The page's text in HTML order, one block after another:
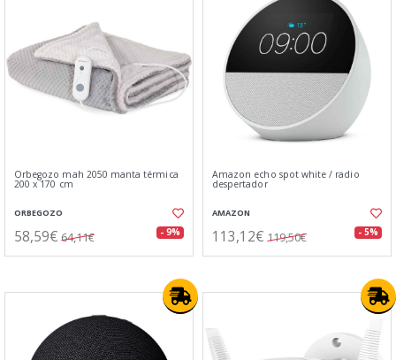
Orbegozo mah 2050 manta térmica
200 x 170 cm
ORBEGOZO
58,59€ 64,11€ - 9%
Amazon echo spot white / radio
despertador
AMAZON
113,12€ 119,50€ - 5%